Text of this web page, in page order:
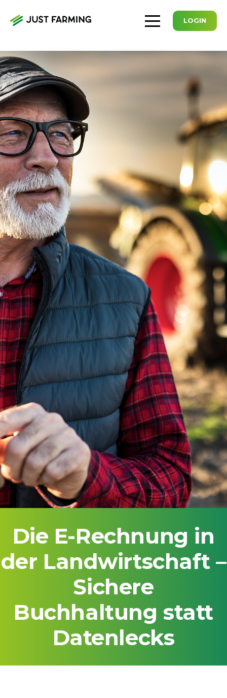
LOGIN
Die E-Rechnung in
der Landwirtschaft –
Sichere
Buchhaltung statt
Datenlecks